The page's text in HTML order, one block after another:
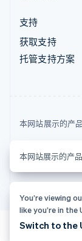
支持
获取支持
托管支持方案
本网站展示的产
© 2026
本网站展示的产
You’re viewing
like you’re in
Switch to the